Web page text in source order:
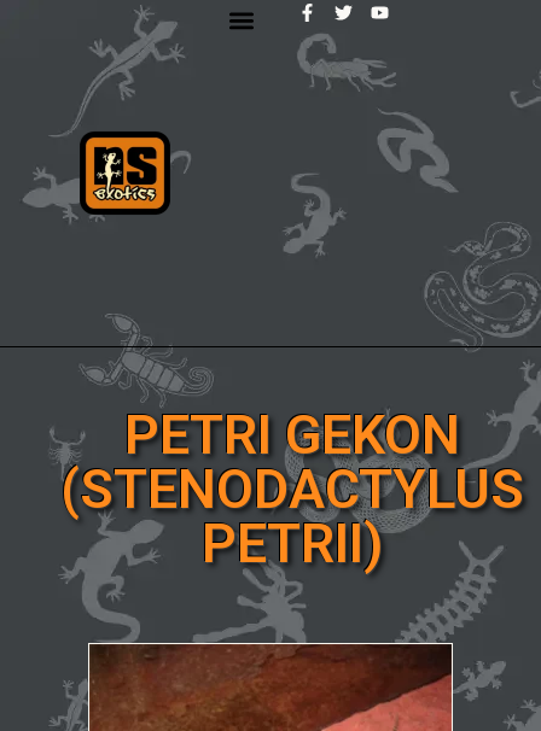
PETRI GEKON
(STENODACTYLUS
PETRII)